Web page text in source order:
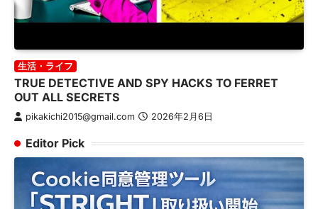
生活・ライフ
TRUE DETECTIVE AND SPY HACKS TO FERRET
OUT ALL SECRETS
pikakichi2015@gmail.com 2026年2月6日
Editor Pick